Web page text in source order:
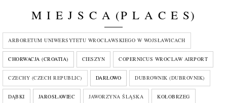
M I E J S C A (P L A C E S)
ARBORETUM UNIWERSYTETU WROCŁAWSKIEGO W WOJSŁAWICACH
CHORWACJA (CROATIA) CIESZYN COPERNICUS WROCLAW AIRPORT
CZECHY (CZECH REPUBLIC) DARŁOWO DUBROWNIK (DUBROVNIK)
DĄBKI JAROSŁAWIEC JAWORZYNA ŚLĄSKA KOŁOBRZEG